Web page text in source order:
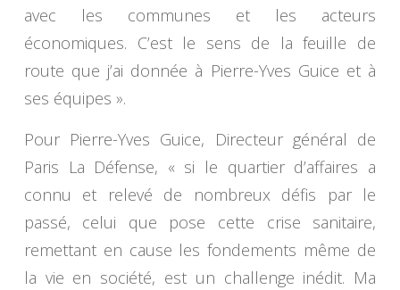
avec les communes et les acteurs
économiques. C’est le sens de la feuille de
route que j’ai donnée à Pierre-Yves Guice et à
ses équipes ».
Pour Pierre-Yves Guice, Directeur général de
Paris La Défense, « si le quartier d’affaires a
connu et relevé de nombreux défis par le
passé, celui que pose cette crise sanitaire,
remettant en cause les fondements même de
la vie en société, est un challenge inédit. Ma